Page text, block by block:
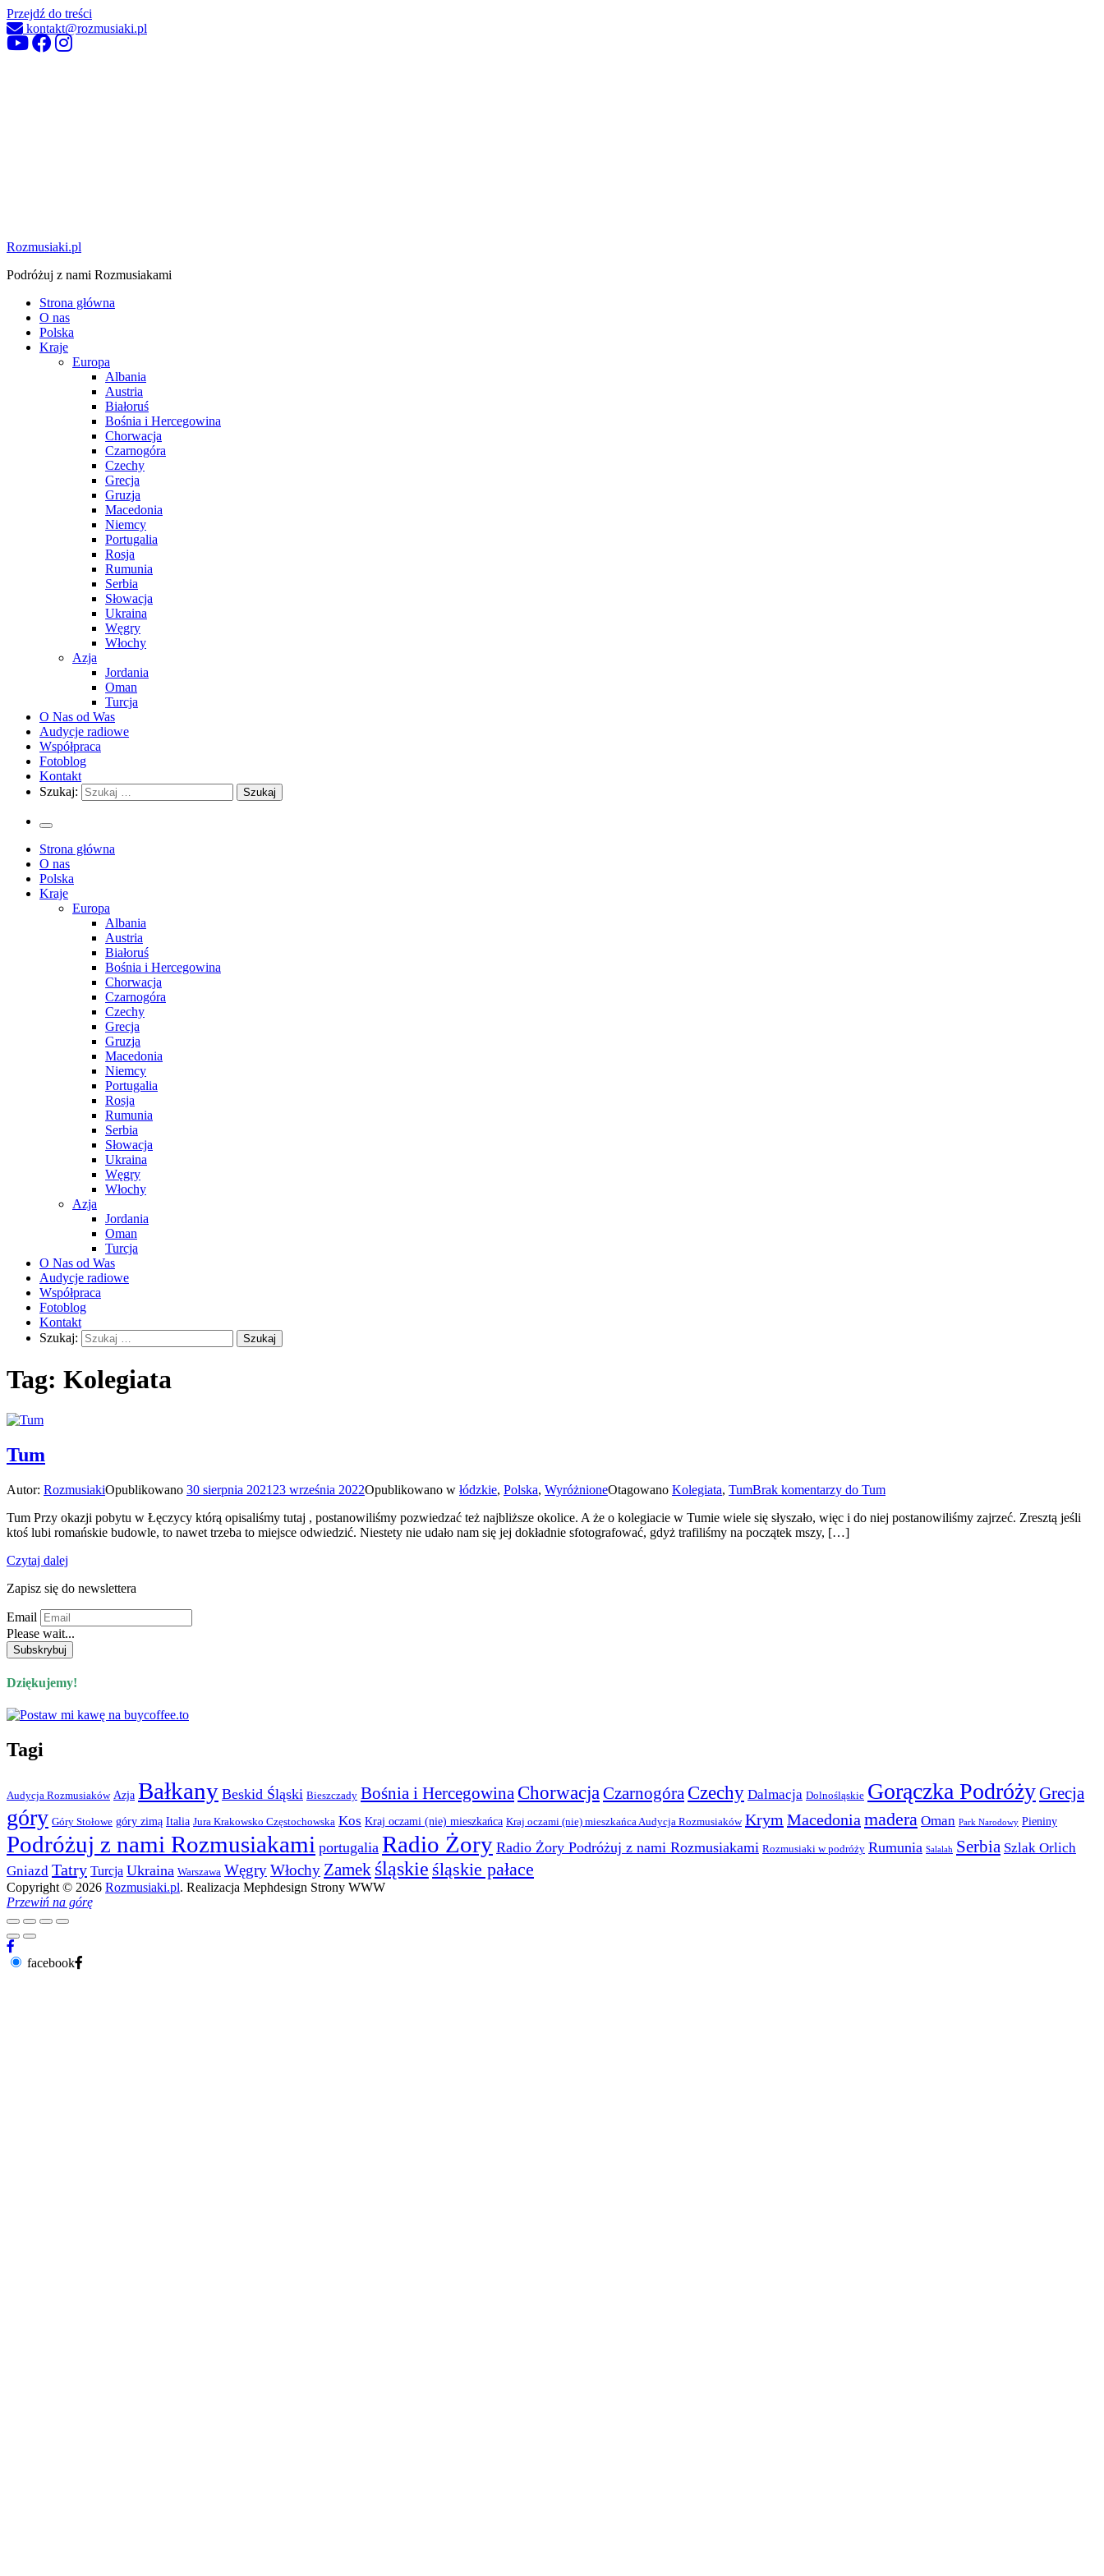
Przejdź do treści
kontakt@rozmusiaki.pl
Rozmusiaki.pl
Podróżuj z nami Rozmusiakami
Strona główna
O nas
Polska
Kraje
Europa
Albania
Austria
Białoruś
Bośnia i Hercegowina
Chorwacja
Czarnogóra
Czechy
Grecja
Gruzja
Macedonia
Niemcy
Portugalia
Rosja
Rumunia
Serbia
Słowacja
Ukraina
Węgry
Włochy
Azja
Jordania
Oman
Turcja
O Nas od Was
Audycje radiowe
Współpraca
Fotoblog
Kontakt
Szukaj:
Strona główna
O nas
Polska
Kraje
Europa
Albania
Austria
Białoruś
Bośnia i Hercegowina
Chorwacja
Czarnogóra
Czechy
Grecja
Gruzja
Macedonia
Niemcy
Portugalia
Rosja
Rumunia
Serbia
Słowacja
Ukraina
Węgry
Włochy
Azja
Jordania
Oman
Turcja
O Nas od Was
Audycje radiowe
Współpraca
Fotoblog
Kontakt
Szukaj:
Tag: Kolegiata
Tum
Autor: RozmusiakiOpublikowano 30 sierpnia 2021 23 września 2022Opublikowano w łódzkie, Polska, WyróżnioneOtagowano Kolegiata, TumBrak komentarzy do Tum
Tum Przy okazji pobytu w Łęczycy którą opisaliśmy tutaj , postanowiliśmy pozwiedzać też najbliższe okolice. A że o kolegiacie w Tumie wiele się słyszało, więc i do niej postanowiliśmy zajrzeć. Zresztą jeśli
ktoś lubi romańskie budowle, to nawet trzeba to miejsce odwiedzić. Niestety nie udało nam się jej dokładnie sfotografować, gdyż trafiliśmy na początek mszy, […]
Czytaj dalej
Zapisz się do newslettera
Email
Please wait...
Dziękujemy!
Tagi
Audycja Rozmusiaków Azja Bałkany Beskid Śląski Bieszczady Bośnia i Hercegowina ChorwacjaCzarnogóra Czechy Dalmacja Dolnośląskie Gorączka PodróżyGrecja
góry Góry Stołowe góry zimą Italia Jura Krakowsko Częstochowska Kos Kraj oczami (nie) mieszkańca Kraj oczami (nie) mieszkańca Audycja Rozmusiaków Krym Macedonia madera Oman Park Narodowy Pieniny
Podróżuj z nami Rozmusiakami portugalia Radio Żory Radio Żory Podróżuj z nami Rozmusiakami Rozmusiaki w podróży Rumunia Salalah Serbia Szlak Orlich
Gniazd Tatry Turcja Ukraina Warszawa WęgryWłochy Zamek śląskie śląskie pałace
Copyright © 2026 Rozmusiaki.pl. Realizacja Mephdesign Strony WWW
Przewiń na górę
facebook